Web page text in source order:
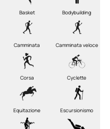
Basket Bodybuilding
Camminata Camminata veloce
Corsa Cyclette
Equitazione Escursionismo